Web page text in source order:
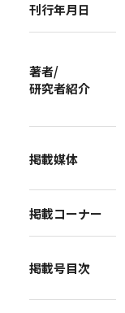
刊行年月日
著者/
研究者紹介
掲載媒体
掲載コーナー
掲載号目次